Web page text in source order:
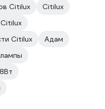
Citilux
Citilux
Citilux
Адам